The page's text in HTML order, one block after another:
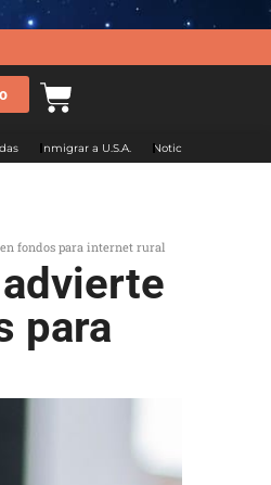
Inmigrar a U.S.A. Noticias Argentina
fondos para internet rural
para